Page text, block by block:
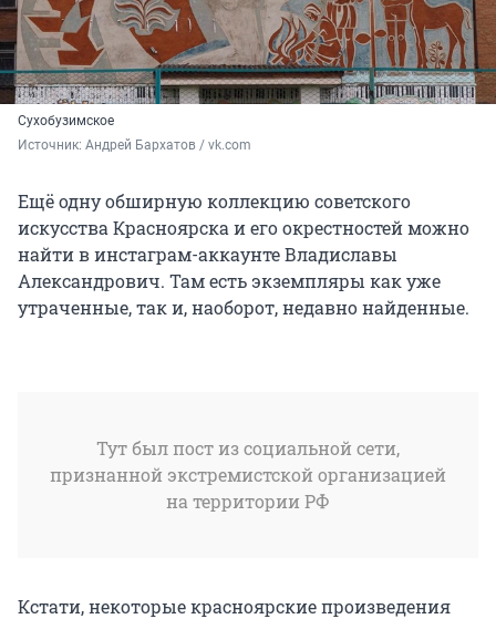
Сухобузимское
Источник: Андрей Бархатов / vk.com
Ещё одну обширную коллекцию советского
искусства Красноярска и его окрестностей можно
найти в инстаграм-аккаунте Владиславы
Александрович. Там есть экземпляры как уже
утраченные, так и, наоборот, недавно найденные.
Тут был пост из социальной сети,
признанной экстремистской организацией
на территории РФ
Кстати, некоторые красноярские произведения